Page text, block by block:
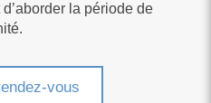
la période de
vous